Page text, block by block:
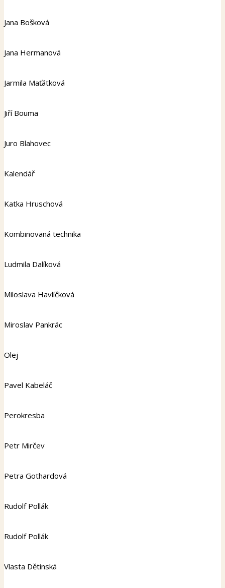
Jana Bošková
Jana Hermanová
Jarmila Maťátková
Jiří Bouma
Juro Blahovec
Kalendář
Katka Hruschová
Kombinovaná technika
Ludmila Dalíková
Miloslava Havlíčková
Miroslav Pankrác
Olej
Pavel Kabeláč
Perokresba
Petr Mirčev
Petra Gothardová
Rudolf Pollák
Rudolf Pollák
Vlasta Dětinská